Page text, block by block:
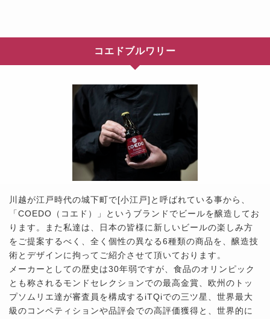
コエドブルワリー
川越が江戸時代の城下町で[小江戸]と呼ばれている事から、
「COEDO（コエド）」というブランドでビールを醸造してお
ります。また私達は、日本の皆様に新しいビールの楽しみ方
をご提案するべく、全く個性の異なる6種類の商品を、醸造技
術とデザインに拘ってご紹介させて頂いております。
メーカーとしての歴史は30年弱ですが、食品のオリンピック
とも称されるモンドセレクションでの最高金賞、欧州のトッ
プソムリエ達が審査員を構成するiTQiでの三ツ星、世界最大
級のコンペティションや品評会での高評価獲得と、世界的に